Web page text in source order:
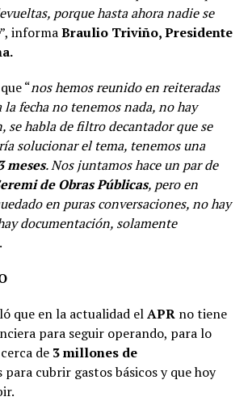
porque hasta ahora nadie se
”, informaBraulio Triviño, Presidente
“nos hemos reunido en reiteradas
la fecha no tenemos nada, no hay
se habla de filtro decantador que se
solucionar el tema, tenemos una
meses. Nos juntamos hace un par de
de Obras Públicas, pero en
en puras conversaciones, no hay
documentación, solamente
que en la actualidad elAPRno tiene
para seguir operando, para lo
de 3 millones de
cubrir gastos básicos y que hoy